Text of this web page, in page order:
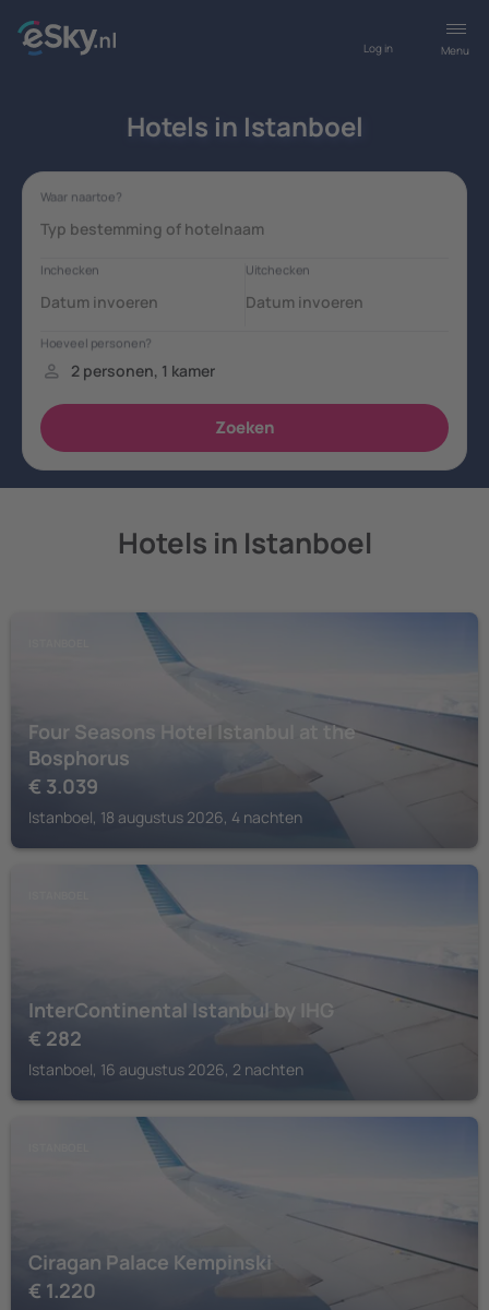
Menu
Log in
Hotels in Istanboel
Hotels in Istanboel
Four Seasons Hotel Istanbul at the
Bosphorus
€ 3.039
Istanboel, 18 augustus 2026, 4 nachten
InterContinental Istanbul by IHG
€ 282
Istanboel, 16 augustus 2026, 2 nachten
Ciragan Palace Kempinski
€ 1.220